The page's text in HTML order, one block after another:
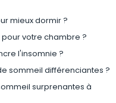
mieux dormir ?
votre chambre ?
l'insomnie ?
sommeil différenciantes ?
surprenantes à